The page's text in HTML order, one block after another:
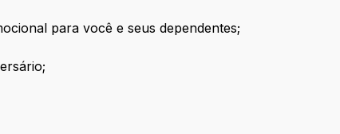
para você e seus dependentes;